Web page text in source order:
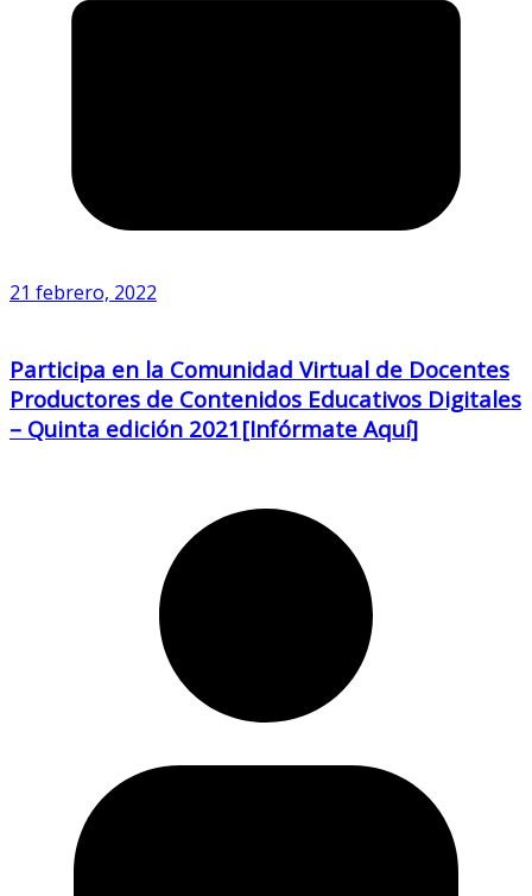
21 febrero, 2022
Participa en la Comunidad Virtual de Docentes
Productores de Contenidos Educativos Digitales
– Quinta edición 2021[Infórmate Aquí]